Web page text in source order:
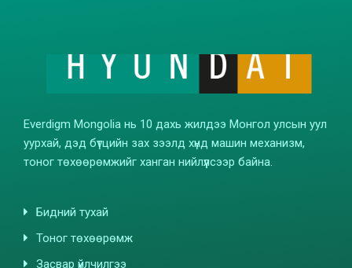
Everdigm Mongolia нь 10 дахь жилдээ Монгол улсын уул
уурхай, дэд бүтцийн зах зээлд хүнд машин механизм,
тоног төхөөрөмжийг ханган нийлүүлсээр байна.
Бидний тухай
Тоног төхөөрөмж
Засвар үйлчилгээ